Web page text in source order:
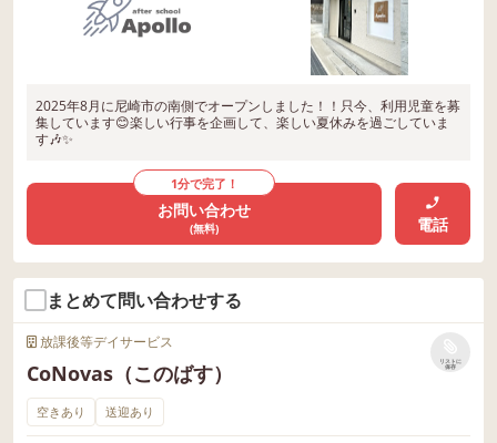
2025年8月に尼崎市の南側でオープンしました！！只今、利用児童を募
集しています😊楽しい行事を企画して、楽しい夏休みを過ごしていま
す🎶✨
1分で完了！
お問い合わせ
(無料) 電話
まとめて問い合わせする
放課後等デイサービス
CoNovas（このばす）
リストに
保存
空きあり 送迎あり